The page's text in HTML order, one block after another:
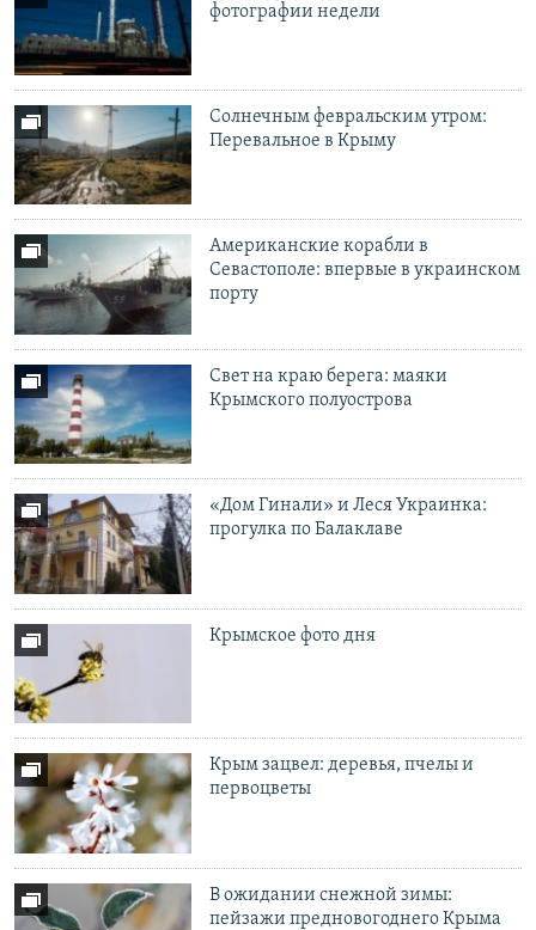
фотографии недели
Солнечным февральским утром:
Перевальное в Крыму
Американские корабли в
Севастополе: впервые в украинском
порту
Свет на краю берега: маяки
Крымского полуострова
«Дом Гинали» и Леся Украинка:
прогулка по Балаклаве
Крымское фото дня
Крым зацвел: деревья, пчелы и
первоцветы
В ожидании снежной зимы:
пейзажи предновогоднего Крыма